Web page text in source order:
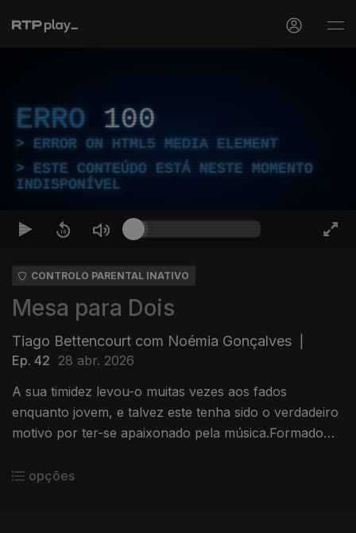
ERRO 100
ERROR ON HTML5 MEDIA ELEMENT
ESTE CONTEÚDO ESTÁ NESTE MOMENTO
INDISPONÍVEL
CONTROLO PARENTAL INATIVO
Mesa para Dois
Tiago Bettencourt com Noémia Gonçalves
Ep. 42 28 abr. 2026
A sua timidez levou-o muitas vezes aos fados
enquanto jovem, e talvez este tenha sido o verdadeiro
motivo por ter-se apaixonado pela música.Formado
antes de gravar um disco
opções